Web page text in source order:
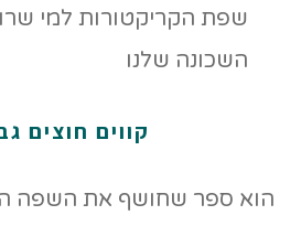
קווים חוצים
הוא ספר שחושף את השפה